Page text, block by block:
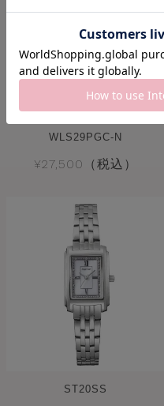
WLS29PGC-N
¥27,500（税込）
ST20SS